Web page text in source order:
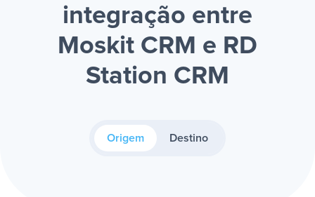
integração entre
Moskit CRM e RD
Station CRM
Origem Destino